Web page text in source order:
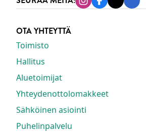
Instagram
Facebook
Tiktok
OTA YHTEYTTÄ
Toimisto
Hallitus
Aluetoimijat
Yhteydenottolomakkeet
Sähköinen asiointi
Puhelinpalvelu